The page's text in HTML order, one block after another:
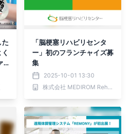
た
「脳梗塞リハビリセンタ
ー」初のフランチャイズ募
集
2025-10-01 13:30
株式会社 MEDIROM Rehab Solutions